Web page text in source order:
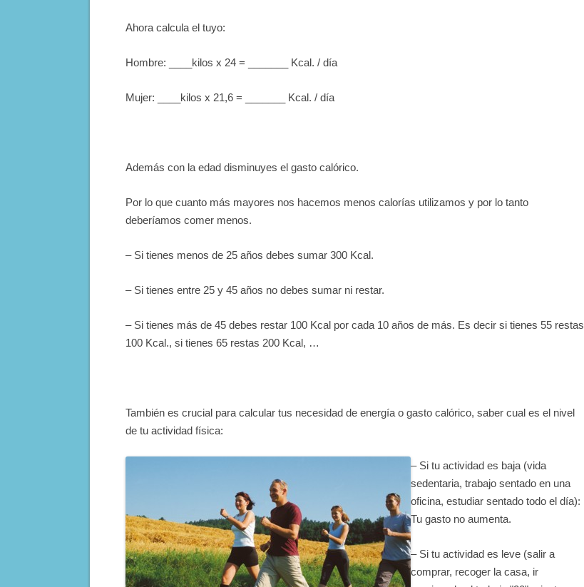
Ahora calcula el tuyo:
Hombre: ____kilos x 24 = _______ Kcal. / día
Mujer: ____kilos x 21,6 = _______ Kcal. / día
Además con la edad disminuyes el gasto calórico.
Por lo que cuanto más mayores nos hacemos menos calorías utilizamos y por lo tanto
deberíamos comer menos.
– Si tienes menos de 25 años debes sumar 300 Kcal.
– Si tienes entre 25 y 45 años no debes sumar ni restar.
– Si tienes más de 45 debes restar 100 Kcal por cada 10 años de más. Es decir si tienes 55 restas
100 Kcal., si tienes 65 restas 200 Kcal, …
También es crucial para calcular tus necesidad de energía o gasto calórico, saber cual es el nivel
de tu actividad física:
– Si tu actividad es baja (vida
sedentaria, trabajo sentado en una
oficina, estudiar sentado todo el día):
Tu gasto no aumenta.
– Si tu actividad es leve (salir a
comprar, recoger la casa, ir